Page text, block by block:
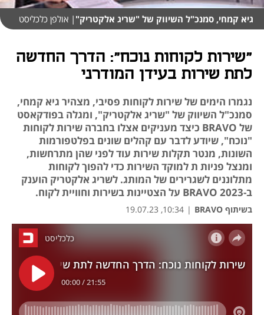
גיא קמחי, סמנכ"ל השיווק של "שריג אלקטריק" | אולפן כלכליסט
"שירות לקוחות נוכח": הדרך החדשה
לתת שירות בעידן המודרני
נגמרו הימים של שירות לקוחות פסיבי, מצהיר גיא קמחי,
סמנכ"ל השיווק של "שריג אלקטריק", ומגלה בפודקאסט
של BRAVO כיצד מעניקים אצלו בחברה שירות לקוחות
"נוכח", שיודע לדבר עם קהלים שונים בפלטפורמות
השונות, מנטר תקלות שירות עוד לפני שהן מתרחשות,
ומנצל פניות ת למוקד השירות כדי להפוך לקוחות
מתלוננים לשגרירים של המותג. לשריג אלקטריק הוענק
ב-2023 BRAVO על הצטיינות בשירות וחוויית לקוח.
בשיתוף BRAVO |
10:34, 19.07.23